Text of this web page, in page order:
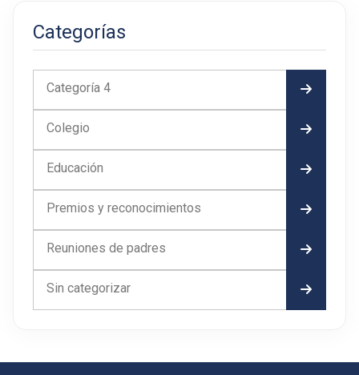
Categorías
Categoría 4
Colegio
Educación
Premios y reconocimientos
Reuniones de padres
Sin categorizar